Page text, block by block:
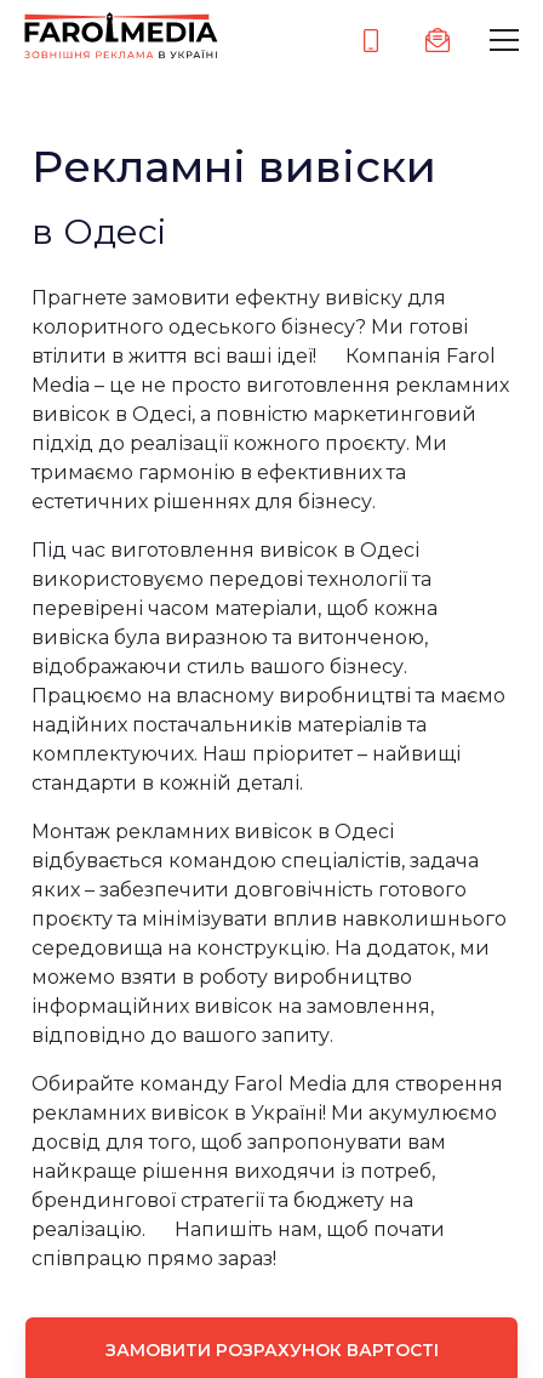
Рекламні вивіски
в Одесі
Прагнете замовити ефектну вивіску для
колоритного одеського бізнесу? Ми готові
втілити в життя всі ваші ідеї! Компанія Farol
Media – це не просто виготовлення рекламних
вивісок в Одесі, а повністю маркетинговий
підхід до реалізації кожного проєкту. Ми
тримаємо гармонію в ефективних та
естетичних рішеннях для бізнесу.
Під час виготовлення вивісок в Одесі
використовуємо передові технології та
перевірені часом матеріали, щоб кожна
вивіска була виразною та витонченою,
відображаючи стиль вашого бізнесу.
Працюємо на власному виробництві та маємо
надійних постачальників матеріалів та
комплектуючих. Наш пріоритет – найвищі
стандарти в кожній деталі.
Монтаж рекламних вивісок в Одесі
відбувається командою спеціалістів, задача
яких – забезпечити довговічність готового
проєкту та мінімізувати вплив навколишнього
середовища на конструкцію. На додаток, ми
можемо взяти в роботу виробництво
інформаційних вивісок на замовлення,
відповідно до вашого запиту.
Обирайте команду Farol Media для створення
рекламних вивісок в Україні! Ми акумулюємо
досвід для того, щоб запропонувати вам
найкраще рішення виходячи із потреб,
брендингової стратегії та бюджету на
реалізацію. Напишіть нам, щоб почати
співпрацю прямо зараз!
ЗАМОВИТИ РОЗРАХУНОК ВАРТОСТІ